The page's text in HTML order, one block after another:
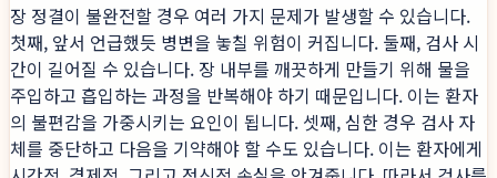
장 정결이 불완전할 경우 여러 가지 문제가 발생할 수 있습니다.
첫째, 앞서 언급했듯 병변을 놓칠 위험이 커집니다. 둘째, 검사 시
간이 길어질 수 있습니다. 장 내부를 깨끗하게 만들기 위해 물을
주입하고 흡입하는 과정을 반복해야 하기 때문입니다. 이는 환자
의 불편감을 가중시키는 요인이 됩니다. 셋째, 심한 경우 검사 자
체를 중단하고 다음을 기약해야 할 수도 있습니다. 이는 환자에게